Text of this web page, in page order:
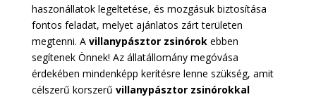
haszonállatok legeltetése, és mozgásuk biztosítása
fontos feladat, melyet ajánlatos zárt területen
megtenni. A villanypásztor zsinórok ebben
segítenek Önnek! Az állatállomány megóvása
érdekében mindenképp kerítésre lenne szükség, amit
célszerű korszerű villanypásztor zsinórokkal